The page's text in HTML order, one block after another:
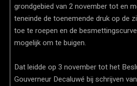
grondgebied van 2 november tot en
teneinde de toenemende druk op de
toe te roepen en de
mogelijk om te buigen.
Dat leidde op 3 november tot het
Gouverneur Decaluwé bij schrijven